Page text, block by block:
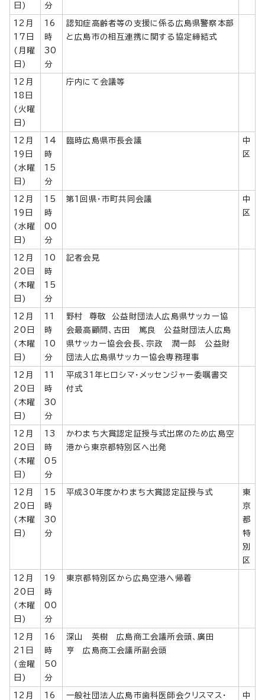
日)
分
12月
17日
(月曜
日)
16
時
30
分
認知症高齢者等の支援に係る広島県警察本部
と広島市の相互連携に関する協定締結式
12月
18日
(火曜
日)
庁内にて会議等
12月
19日
(水曜
日)
14
時
15
分
臨時広島県市長会議
中
区
12月
19日
(水曜
日)
15
時
00
分
第1回県・市町共同会議
中
区
12月
20日
(木曜
日)
10
時
15
分
記者会見
12月
20日
(木曜
日)
11
時
10
分
野村 尊敬 公益財団法人広島県サッカー協
会最高顧問、古田 篤良 公益財団法人広島
県サッカー協会会長、宗政 潤一郎 公益財
団法人広島県サッカー協会専務理事
12月
20日
(木曜
日)
11
時
30
分
平成31年ヒロシマ・メッセンジャー委嘱書交
付式
12月
20日
(木曜
日)
13
時
05
分
かわまち大賞認定証授与式出席のため広島空
港から東京都特別区へ出発
12月
20日
(木曜
日)
15
時
30
分
平成30年度かわまち大賞認定証授与式
東
京
都
特
別
区
12月
20日
(木曜
日)
19
時
00
分
東京都特別区から広島空港へ帰着
12月
21日
(金曜
日)
16
時
50
分
深山 英樹 広島商工会議所会頭、廣田
亨 広島商工会議所副会頭
12月 16 一般社団法人広島市歯科医師会クリスマス・ 中